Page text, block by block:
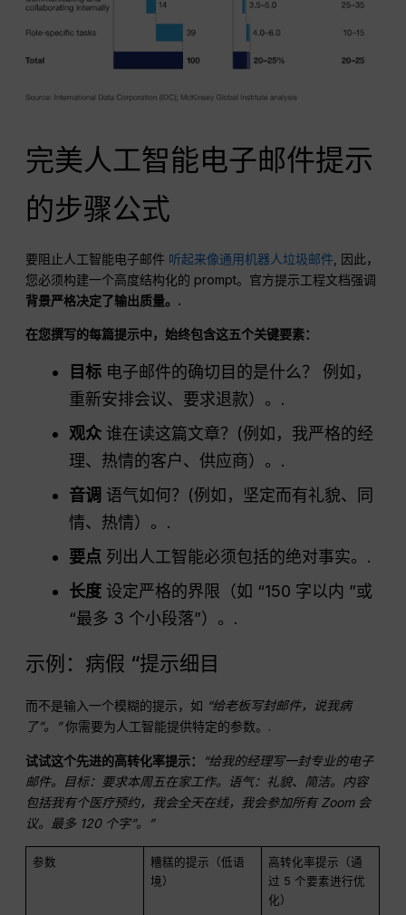
完美人工智能电子邮件提示
的步骤公式
要阻止人工智能电子邮件 听起来像通用机器人垃圾邮件 , 因此，
您必须构建一个高度结构化的 prompt。官方提示工程文档强调
背景严格决定了输出质量。.
在您撰写的每篇提示中，始终包含这五个关键要素：
目标 电子邮件的确切目的是什么？ 例如，
重新安排会议、要求退款）。.
观众 谁在读这篇文章？(例如，我严格的经
理、热情的客户、供应商）。.
音调 语气如何？(例如，坚定而有礼貌、同
情、热情）。.
要点 列出人工智能必须包括的绝对事实。.
长度 设定严格的界限（如 “150 字以内 ”或
“最多 3 个小段落”）。.
示例：病假 “提示细目
而不是输入一个模糊的提示，如 “给老板写封邮件，说我病
了”。”你需要为人工智能提供特定的参数。.
试试这个先进的高转化率提示：
“给我的经理写一封专业的电子
邮件。目标：要求本周五在家工作。语气：礼貌、简洁。内容
包括我有个医疗预约，我会全天在线，我会参加所有 Zoom 会
议。最多 120 个字”。”
参数
糟糕的提示（低语
境）
高转化率提示（通
过 5 个要素进行优
化）